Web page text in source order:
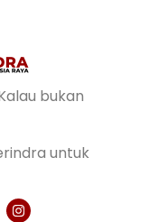
bukan
untuk